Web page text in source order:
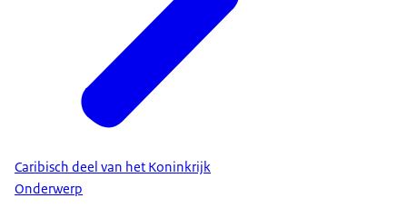
Caribisch deel van het Koninkrijk
Onderwerp